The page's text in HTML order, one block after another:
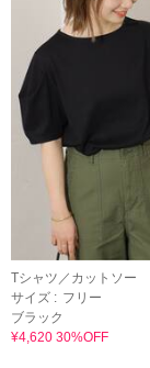
Tシャツ／カットソー
サイズ : フリー
ブラック
¥4,620 30%OFF